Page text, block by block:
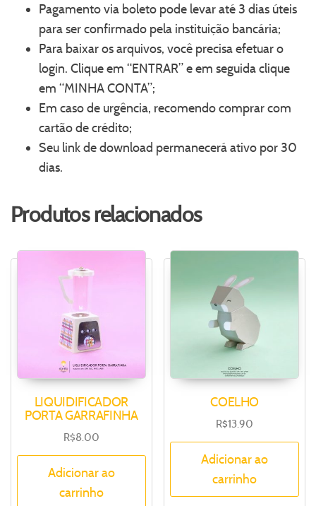
Pagamento via boleto pode levar até 3 dias úteis
para ser confirmado pela instituição bancária;
Para baixar os arquivos, você precisa efetuar o
login. Clique em “ENTRAR” e em seguida clique
em “MINHA CONTA”;
Em caso de urgência, recomendo comprar com
cartão de crédito;
Seu link de download permanecerá ativo por 30
dias.
Produtos relacionados
LIQUIDIFICADOR
PORTA GARRAFINHA
R$8.00
Adicionar ao
carrinho
COELHO
R$13.90
Adicionar ao
carrinho